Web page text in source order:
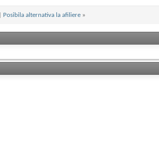
Posibila alternativa la afiliere »